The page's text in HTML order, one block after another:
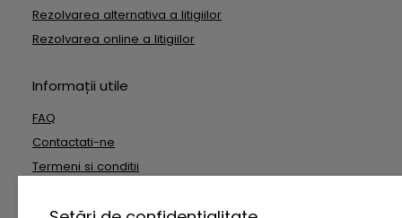
Rezolvarea alternativa a litigiilor
Rezolvarea online a litigiilor
Informații utile
FAQ
Contactati-ne
Termeni si conditii